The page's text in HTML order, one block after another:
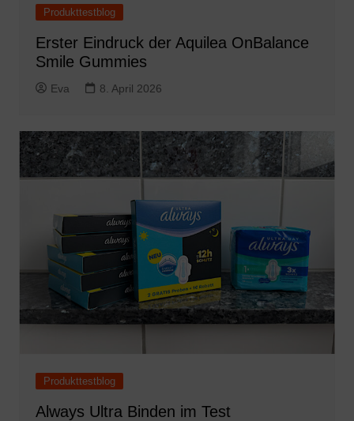
Produkttestblog
Erster Eindruck der Aquilea OnBalance
Smile Gummies
Eva 8. April 2026
Produkttestblog
Always Ultra Binden im Test